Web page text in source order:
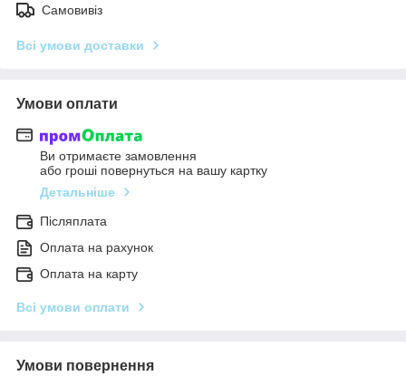
Самовивіз
Всі умови доставки
Умови оплати
Ви отримаєте замовлення
або гроші повернуться на вашу картку
Детальніше
Післяплата
Оплата на рахунок
Оплата на карту
Всі умови оплати
Умови повернення